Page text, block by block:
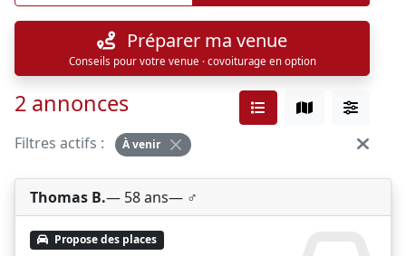
Préparer ma venue
Conseils pour votre venue · covoiturage en option
2 annonces
Filtres actifs : À venir
Thomas B.— 58 ans— ♂️
Propose des places